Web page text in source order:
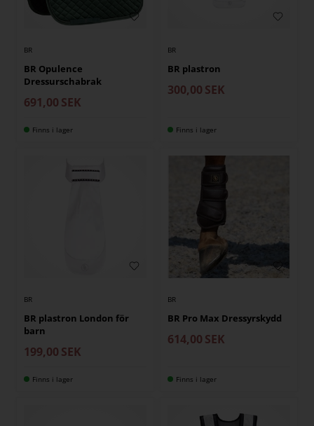
BR
BR Opulence
Dressurschabrak
691,00 SEK
Finns i lager
BR
BR plastron
300,00 SEK
Finns i lager
BR
BR plastron London för
barn
199,00 SEK
Finns i lager
BR
BR Pro Max Dressyrskydd
614,00 SEK
Finns i lager